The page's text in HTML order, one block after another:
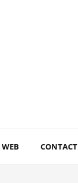
WEB CONTACT